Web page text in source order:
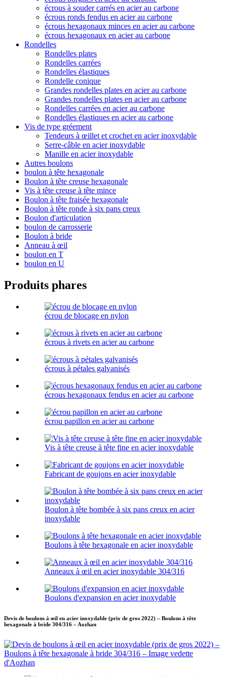
écrous à souder carrés en acier au carbone
écrous ronds fendus en acier au carbone
écrous hexagonaux minces en acier au carbone
écrous hexagonaux en acier au carbone
Rondelles
Rondelles plates
Rondelles carrées
Rondelles élastiques
Rondelle conique
Grandes rondelles plates en acier au carbone
Grandes rondelles plates en acier au carbone
Rondelles carrées en acier au carbone
Rondelles élastiques en acier au carbone
Vis de type gréement
Tendeurs à œillet et crochet en acier inoxydable
Serre-câble en acier inoxydable
Manille en acier inoxydable
Autres boulons
boulon à tête hexagonale
Boulon à tête creuse hexagonale
Vis à tête creuse à tête mince
Boulon à tête fraisée hexagonale
Boulon à tête ronde à six pans creux
Boulon d'articulation
boulon de carrosserie
Boulon à bride
Anneau à œil
boulon en T
boulon en U
Produits phares
écrou de blocage en nylon
écrous à rivets en acier au carbone
écrous à pétales galvanisés
écrous hexagonaux fendus en acier au carbone
écrou papillon en acier au carbone
Vis à tête creuse à tête fine en acier inoxydable
Fabricant de goujons en acier inoxydable
Boulon à tête bombée à six pans creux en acier
inoxydable
Boulons à tête hexagonale en acier inoxydable
Anneaux à œil en acier inoxydable 304/316
Boulons d'expansion en acier inoxydable
Devis de boulons à œil en acier inoxydable (prix de gros 2022) – Boulons à tête
hexagonale à bride 304/316 – Aozhan